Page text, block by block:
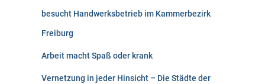
besucht Handwerksbetrieb im Kammerbezirk
Freiburg
Arbeit macht Spaß oder krank
Vernetzung in jeder Hinsicht – Die Städte der